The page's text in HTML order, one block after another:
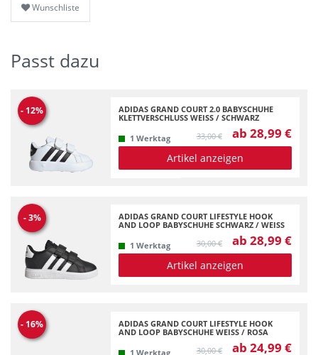
Wunschliste
Passt dazu
- 12%
ADIDAS GRAND COURT 2.0 BABYSCHUHE
KLETTVERSCHLUSS WEISS / SCHWARZ
1 Werktag 33,00 € ab 28,99 €
Artikel anzeigen
-3%
ADIDAS GRAND COURT LIFESTYLE HOOK
AND LOOP BABYSCHUHE SCHWARZ / WEISS
1 Werktag 30,00 € ab 28,99 €
Artikel anzeigen
- 16%
ADIDAS GRAND COURT LIFESTYLE HOOK
AND LOOP BABYSCHUHE WEISS / ROSA
1 Werktag 30,00 € ab 24,99 €